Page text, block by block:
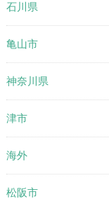
石川県
亀山市
神奈川県
津市
海外
松阪市